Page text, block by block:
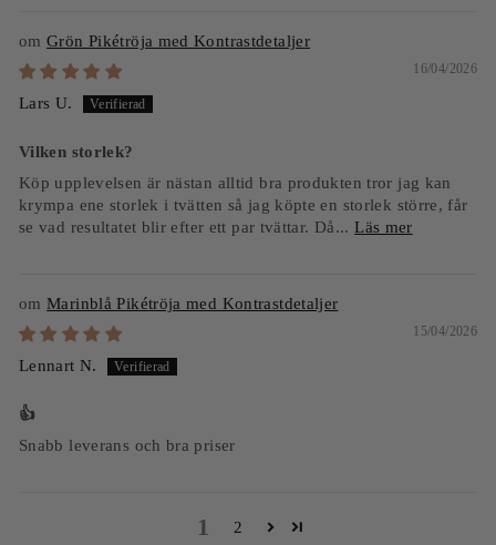
Grön Pikétröja med Kontrastdetaljer
16/04/2026
Lars U.
Vilken storlek?
Köp upplevelsen är nästan alltid bra produkten tror jag kan
krympa ene storlek i tvätten så jag köpte en storlek större, får
se vad resultatet blir efter ett par tvättar. Då...Läs mer
Marinblå Pikétröja med Kontrastdetaljer
15/04/2026
Lennart N.
👍
Snabb leverans och bra priser
1 2